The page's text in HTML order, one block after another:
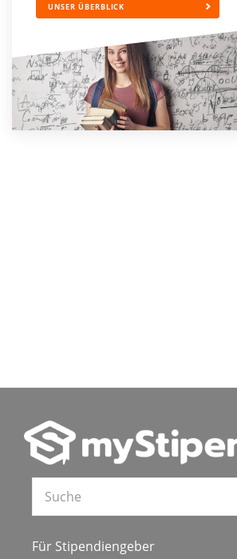
UNSER ÜBERBLICK
Für Stipendiengeber